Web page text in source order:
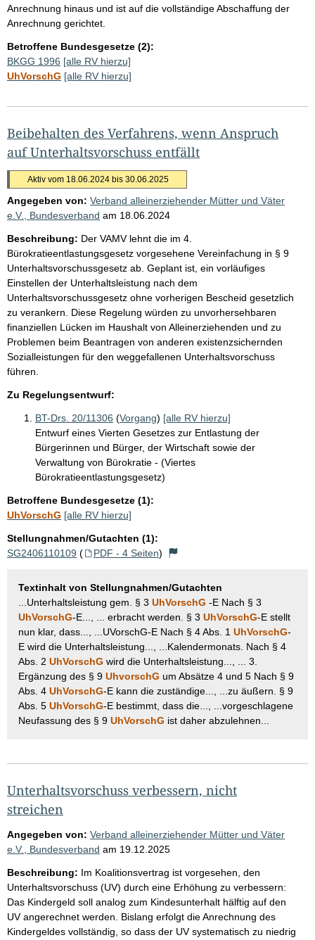
Anrechnung hinaus und ist auf die vollständige Abschaffung der
Anrechnung gerichtet.
Betroffene Bundesgesetze (2):
BKGG 1996 [alle RV hierzu]
UhVorschG [alle RV hierzu]
Beibehalten des Verfahrens, wenn Anspruch
auf Unterhaltsvorschuss entfällt
Aktiv vom 18.06.2024 bis 30.06.2025
Angegeben von: Verband alleinerziehender Mütter und Väter
e.V., Bundesverband am 18.06.2024
Beschreibung: Der VAMV lehnt die im 4.
Bürokratieentlastungsgesetz vorgesehene Vereinfachung in § 9
Unterhaltsvorschussgesetz ab. Geplant ist, ein vorläufiges
Einstellen der Unterhaltsleistung nach dem
Unterhaltsvorschussgesetz ohne vorherigen Bescheid gesetzlich
zu verankern. Diese Regelung würden zu unvorhersehbaren
finanziellen Lücken im Haushalt von Alleinerziehenden und zu
Problemen beim Beantragen von anderen existenzsichernden
Sozialleistungen für den weggefallenen Unterhaltsvorschuss
führen.
Zu Regelungsentwurf:
BT-Drs. 20/11306 (Vorgang) [alle RV hierzu]
Entwurf eines Vierten Gesetzes zur Entlastung der
Bürgerinnen und Bürger, der Wirtschaft sowie der
Verwaltung von Bürokratie - (Viertes
Bürokratieentlastungsgesetz)
Betroffene Bundesgesetze (1):
UhVorschG [alle RV hierzu]
Stellungnahmen/Gutachten (1):
SG2406110109 ( PDF - 4 Seiten)
Textinhalt von Stellungnahmen/Gutachten
...Unterhaltsleistung gem. § 3 UhVorschG -E Nach § 3
UhVorschG-E..., ... erbracht werden. § 3 UhVorschG-E stellt
nun klar, dass..., ...UVorschG-E Nach § 4 Abs. 1 UhVorschG-
E wird die Unterhaltsleistung..., ...Kalendermonats. Nach § 4
Abs. 2 UhVorschG wird die Unterhaltsleistung..., ... 3.
Ergänzung des § 9 UhvorschG um Absätze 4 und 5 Nach § 9
Abs. 4 UhVorschG-E kann die zuständige..., ...zu äußern. § 9
Abs. 5 UhVorschG-E bestimmt, dass die..., ...vorgeschlagene
Neufassung des § 9 UhVorschG ist daher abzulehnen...
Unterhaltsvorschuss verbessern, nicht
streichen
Angegeben von: Verband alleinerziehender Mütter und Väter
e.V., Bundesverband am 19.12.2025
Beschreibung: Im Koalitionsvertrag ist vorgesehen, den
Unterhaltsvorschuss (UV) durch eine Erhöhung zu verbessern:
Das Kindergeld soll analog zum Kindesunterhalt hälftig auf den
UV angerechnet werden. Bislang erfolgt die Anrechnung des
Kindergeldes vollständig, so dass der UV systematisch zu niedrig